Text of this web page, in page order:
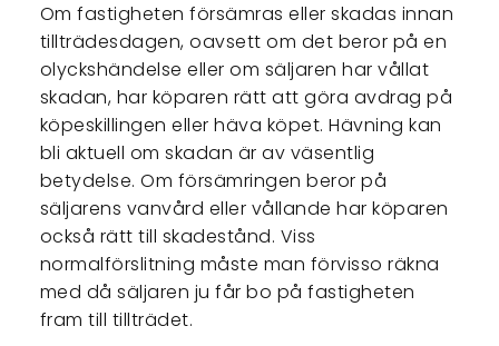
Om fastigheten försämras eller skadas innan
tillträdesdagen, oavsett om det beror på en
olyckshändelse eller om säljaren har vållat
skadan, har köparen rätt att göra avdrag på
köpeskillingen eller häva köpet. Hävning kan
bli aktuell om skadan är av väsentlig
betydelse. Om försämringen beror på
säljarens vanvård eller vållande har köparen
också rätt till skadestånd. Viss
normalförslitning måste man förvisso räkna
med då säljaren ju får bo på fastigheten
fram till tillträdet.